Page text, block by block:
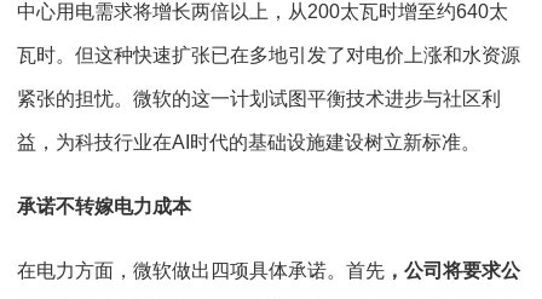
中心用电需求将增长两倍以上，从200太瓦时增至约640太
瓦时。但这种快速扩张已在多地引发了对电价上涨和水资源
紧张的担忧。微软的这一计划试图平衡技术进步与社区利
益，为科技行业在AI时代的基础设施建设树立新标准。
承诺不转嫁电力成本
在电力方面，微软做出四项具体承诺。首先 ，公司将要求公